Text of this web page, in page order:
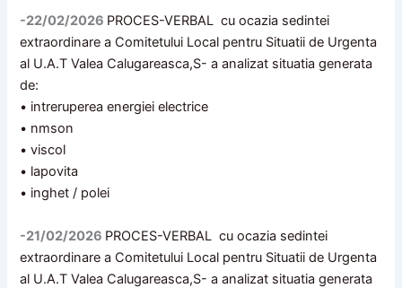
-22/02/2026 PROCES-VERBAL cu ocazia sedintei
extraordinare a Comitetului Local pentru Situatii de Urgenta
al U.A.T Valea Calugareasca,S- a analizat situatia generata
de:
• intreruperea energiei electrice
• nmson
• viscol
• lapovita
• inghet / polei
-21/02/2026 PROCES-VERBAL cu ocazia sedintei
extraordinare a Comitetului Local pentru Situatii de Urgenta
al U.A.T Valea Calugareasca,S- a analizat situatia generata